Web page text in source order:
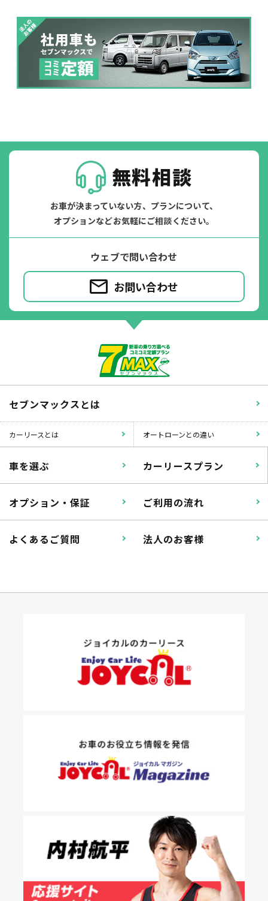
落書き
いたずら
バンパー
破損
※たすカッターをご利用頂く場合、免責金額が１回あたり5,000円
掛かります。
無料相談
お車が決まっていない方、プランについて、
オプションなどお気軽にご相談ください。
ウェブで問い合わせ
お問い合わせ
セブンマックスとは
カーリースとは オートローンとの違い
車を選ぶ カーリースプラン
オプション・保証 ご利用の流れ
よくあるご質問 法人のお客様